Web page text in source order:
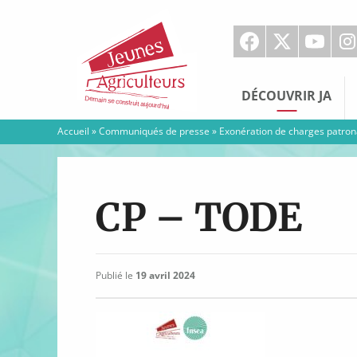
Agriculteurs
DÉCOUVRIR JA
Accueil »Communiqués de presse » Exonération de charges
CP – TODE
Publié le 19 avril 2024